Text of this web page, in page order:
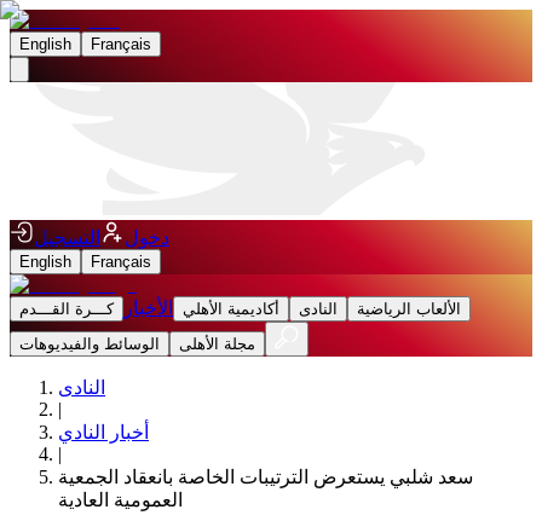
English Français
دخول التسجيل
English Français
كـــرة القـــدم الأخبار أكاديمية الأهلي النادى
الألعاب الرياضية
الوسائط والفيديوهات
مجلة الأهلى
النادى
|
أخبار النادي
|
سعد شلبي يستعرض الترتيبات الخاصة بانعقاد الجمعية
العمومية العادية